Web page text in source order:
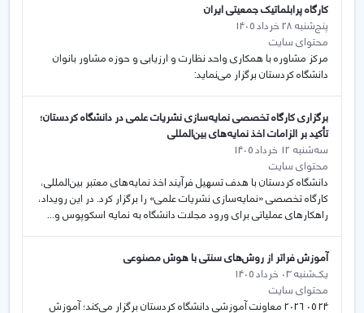
کارگاه پرابلماتیک جمعیتی ایران
پنج‌شنبه 28 خرداد 1405
محتوای سایت
مرکز مشاوره با همکاری واحد نظارت و ارزیابی و حوزه مشاور بانوان
دانشگاه کردستان برگزار می‌نماید:
برگزاری کارگاه تخصصی نمایه‌سازی نشریات علمی در دانشگاه کردستان؛
تأکید بر الزامات اخذ نمایه‌های بین‌المللی
سه‌شنبه 12 خرداد 1405
محتوای سایت
دانشگاه کردستان با هدف تسهیل فرآیند اخذ نمایه‌های معتبر بین‌المللی،
کارگاه تخصصی «نمایه‌سازی نشریات علمی» را برگزار کرد. در این رویداد،
راهکارهای عملیاتی برای ورود مجلات دانشگاه به نمایه اسکوپوس و...
آموزش فراتر از روش‌های سنتی با هوش مصنوعی
یک‌شنبه 03 خرداد 1405
محتوای سایت
24 05 2026 معاونت آموزشی دانشگاه کردستان برگزار می‌کند؛ آموزش